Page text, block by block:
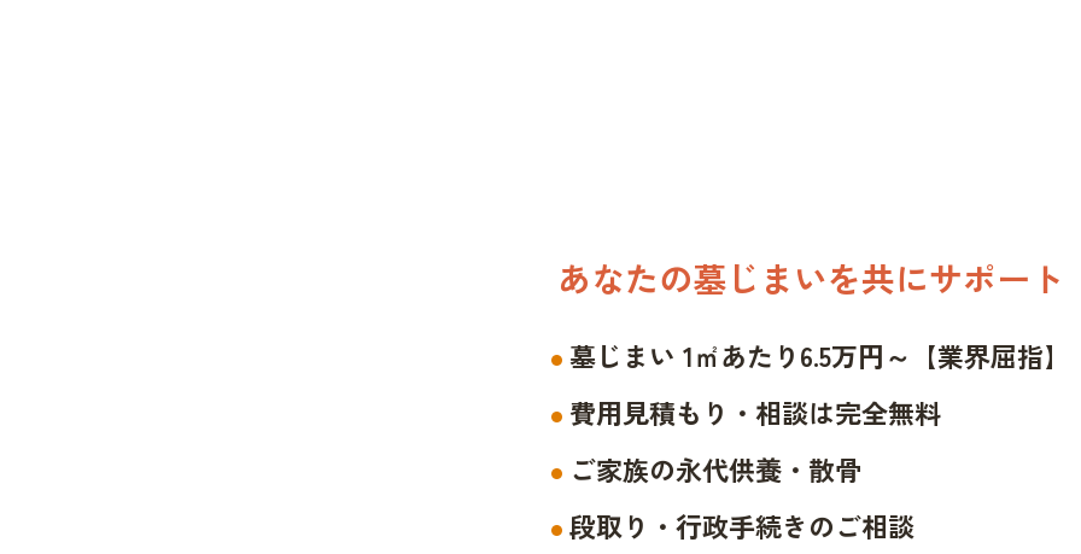
あなたの墓じまいを共にサポート
墓じまい 1㎡あたり6.5万円～【業界屈指】
費用見積もり・相談は完全無料
ご家族の永代供養・散骨
段取り・行政手続きのご相談